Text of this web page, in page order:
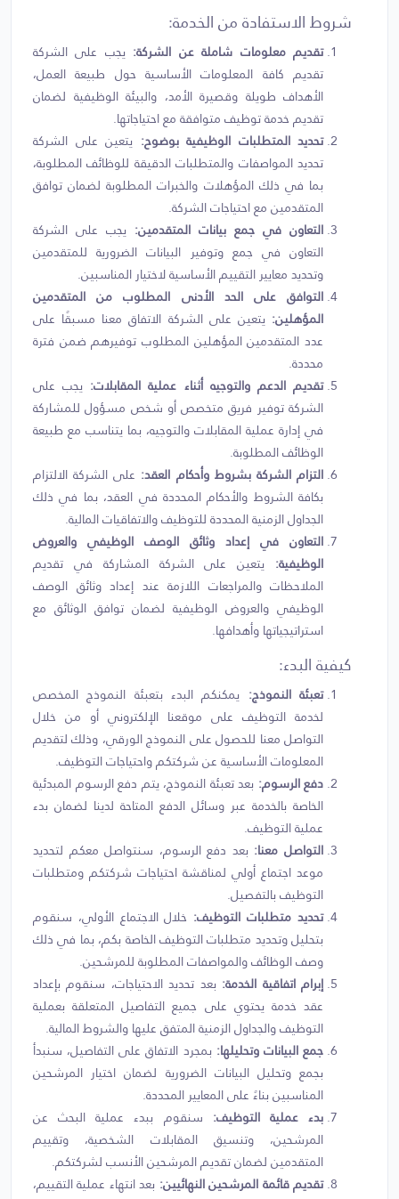
شروط الاستفادة من الخدمة:
تقديم معلومات شاملة عن الشركة: يجب على الشركة
تقديم كافة المعلومات الأساسية حول طبيعة العمل،
الأهداف طويلة وقصيرة الأمد، والبيئة الوظيفية لضمان
تقديم خدمة توظيف متوافقة مع احتياجاتها.
تحديد المتطلبات الوظيفية بوضوح: يتعين على الشركة
تحديد المواصفات والمتطلبات الدقيقة للوظائف المطلوبة،
بما في ذلك المؤهلات والخبرات المطلوبة لضمان توافق
المتقدمين مع احتياجات الشركة.
التعاون في جمع بيانات المتقدمين: يجب على الشركة
التعاون في جمع وتوفير البيانات الضرورية للمتقدمين
وتحديد معايير التقييم الأساسية لاختيار المناسبين.
التوافق على الحد الأدنى المطلوب من المتقدمين
المؤهلين: يتعين على الشركة الاتفاق معنا مسبقًا على
عدد المتقدمين المؤهلين المطلوب توفيرهم ضمن فترة
محددة.
تقديم الدعم والتوجيه أثناء عملية المقابلات: يجب على
الشركة توفير فريق متخصص أو شخص مسؤول للمشاركة
في إدارة عملية المقابلات والتوجيه، بما يتناسب مع طبيعة
الوظائف المطلوبة.
التزام الشركة بشروط وأحكام العقد: على الشركة الالتزام
بكافة الشروط والأحكام المحددة في العقد، بما في ذلك
الجداول الزمنية المحددة للتوظيف والاتفاقيات المالية.
التعاون في إعداد وثائق الوصف الوظيفي والعروض
الوظيفية: يتعين على الشركة المشاركة في تقديم
الملاحظات والمراجعات اللازمة عند إعداد وثائق الوصف
الوظيفي والعروض الوظيفية لضمان توافق الوثائق مع
استراتيجياتها وأهدافها.
كيفية البدء:
تعبئة النموذج: يمكنكم البدء بتعبئة النموذج المخصص
لخدمة التوظيف على موقعنا الإلكتروني أو من خلال
التواصل معنا للحصول على النموذج الورقي، وذلك لتقديم
المعلومات الأساسية عن شركتكم واحتياجات التوظيف.
دفع الرسوم: بعد تعبئة النموذج، يتم دفع الرسوم المبدئية
الخاصة بالخدمة عبر وسائل الدفع المتاحة لدينا لضمان بدء
عملية التوظيف.
التواصل معنا: بعد دفع الرسوم، سنتواصل معكم لتحديد
موعد اجتماع أولي لمناقشة احتياجات شركتكم ومتطلبات
التوظيف بالتفصيل.
تحديد متطلبات التوظيف: خلال الاجتماع الأولي، سنقوم
بتحليل وتحديد متطلبات التوظيف الخاصة بكم، بما في ذلك
وصف الوظائف والمواصفات المطلوبة للمرشحين.
إبرام اتفاقية الخدمة: بعد تحديد الاحتياجات، سنقوم بإعداد
عقد خدمة يحتوي على جميع التفاصيل المتعلقة بعملية
التوظيف والجداول الزمنية المتفق عليها والشروط المالية.
جمع البيانات وتحليلها: بمجرد الاتفاق على التفاصيل، سنبدأ
بجمع وتحليل البيانات الضرورية لضمان اختيار المرشحين
المناسبين بناءً على المعايير المحددة.
بدء عملية التوظيف: سنقوم ببدء عملية البحث عن
المرشحين، وتنسيق المقابلات الشخصية، وتقييم
المتقدمين لضمان تقديم المرشحين الأنسب لشركتكم.
تقديم قائمة المرشحين النهائيين: بعد انتهاء عملية التقييم،